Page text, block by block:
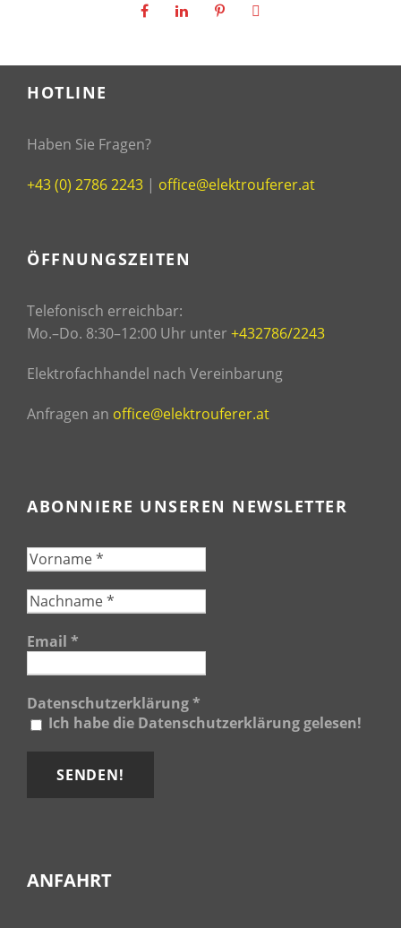
HOTLINE
Haben Sie Fragen?
+43 (0) 2786 2243 | office@elektrouferer.at
ÖFFNUNGSZEITEN
Telefonisch erreichbar:
Mo.–Do. 8:30–12:00 Uhr unter +432786/2243
Elektrofachhandel nach Vereinbarung
Anfragen an office@elektrouferer.at
ABONNIERE UNSEREN NEWSLETTER
Email *
Datenschutzerklärung*
Ich habe die Datenschutzerklärung gelesen!
ANFAHRT